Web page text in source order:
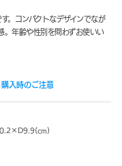
。コンパクトなデザインでなが
。年齢や性別を問わずお使いい
購入時のご注意